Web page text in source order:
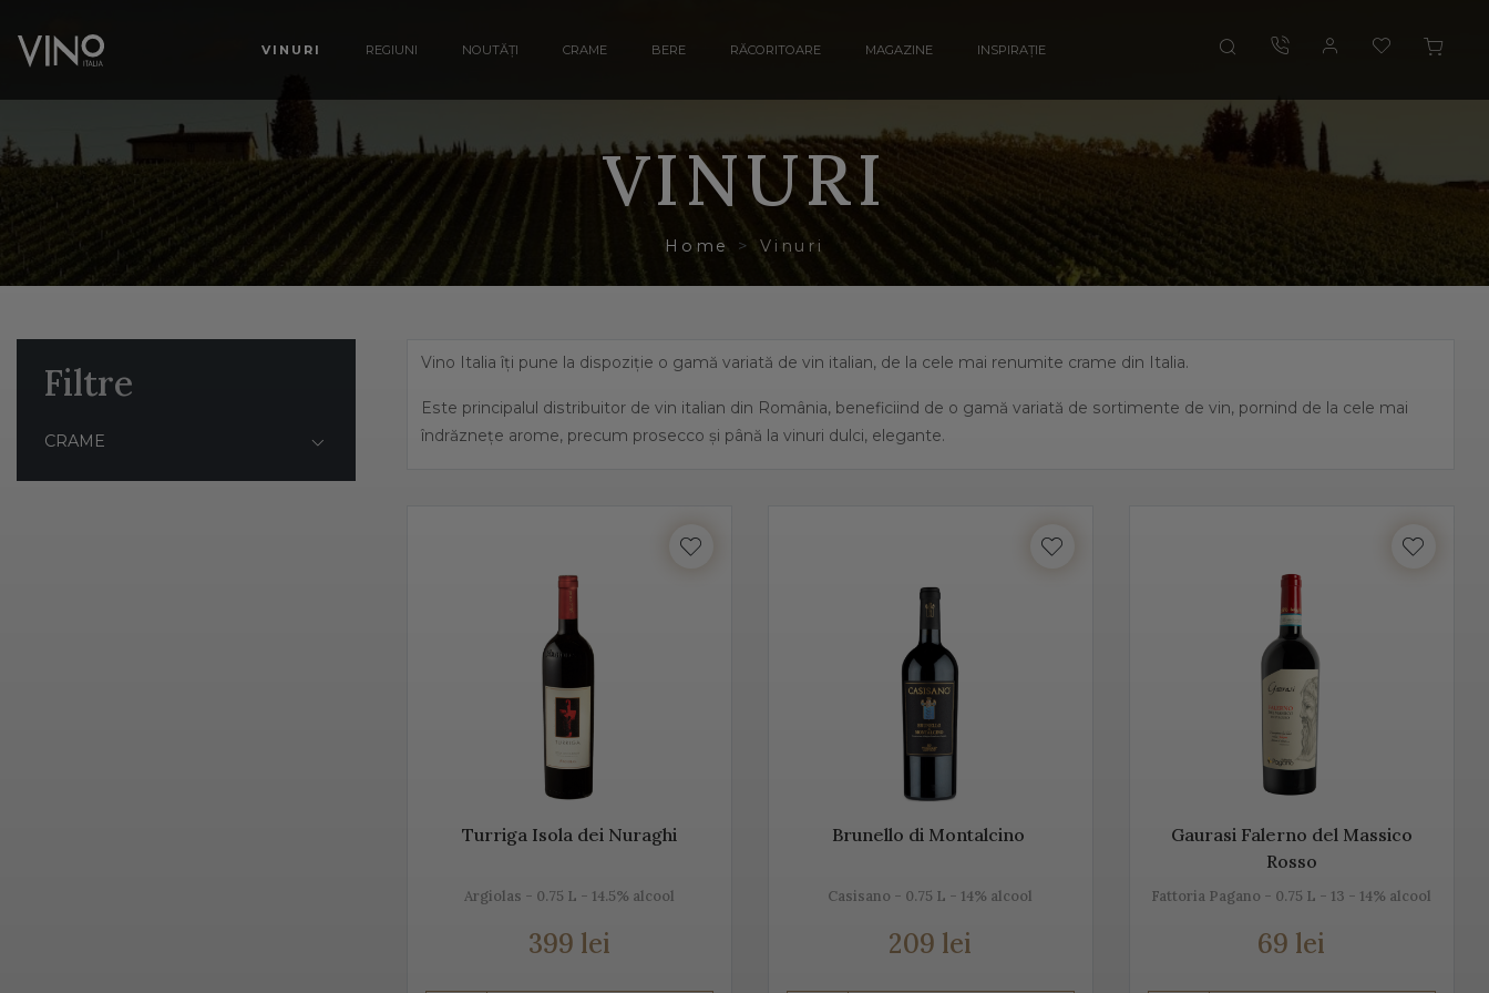
VINURI REGIUNI NOUTĂȚI CRAME BERE RĂCORITOARE MAGAZINE INSPIRAȚIE
VINURI
Home Vinuri
Filtre
CRAME
Vino Italia îți pune la dispoziție o gamă variată de vin italian, de la cele mai renumite crame din Italia.
Este principalul distribuitor de vin italian din România, beneficiind de o gamă variată de sortimente de vin, pornind de la cele mai
îndrăznețe arome, precum prosecco și până la vinuri dulci, elegante.
Diversitatea etichetelor de vin de pe Vino Italia este numeroasă și asta pentru că ne dorim să aducem Italia la tine acasă!
Prosecco este un vin spumant rafinat, cunoscut în Italia dar și în întreaga lume. Vino Italia aduce Prosecco la tine acasă, chiar din
regiunea unde este fabricat și asta pentru că ne dorim să vă facem cunoștință cu tradiția, cu locul, cu gustul, dar mai ales cu
unicitatea acestei băuturi.
Despre Prosecco
Prosecco e cel mai cunoscut vin spumant din Italia. E adesea comparat cu Champagne, însă ele diferă datorită modului de
Turriga Isola dei Nuraghi
Argiolas - 0.75 L - 14.5% alcool
399 lei
Brunello di Montalcino
Casisano - 0.75 L - 14% alcool
209 lei
Gaurasi Falerno del Massico
Rosso
Fattoria Pagano - 0.75 L - 13 - 14% alcool
69 lei